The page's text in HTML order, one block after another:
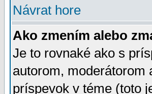
Návrat hore
Ako zmením alebo
Je to rovnaké ako s
autorom, moderátorom
príspevok v téme (toto